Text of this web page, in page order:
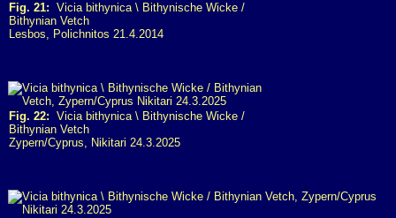
Fig. 21: Vicia bithynica \ Bithynische Wicke /
Bithynian Vetch
Lesbos, Polichnitos 21.4.2014
Fig. 22: Vicia bithynica \ Bithynische Wicke /
Bithynian Vetch
Zypern/Cyprus, Nikitari 24.3.2025